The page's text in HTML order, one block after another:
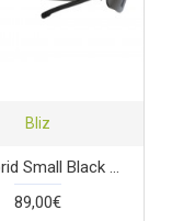
Bliz
Bliz Hybrid Small Black Matt - Smoke Lens
89,00€